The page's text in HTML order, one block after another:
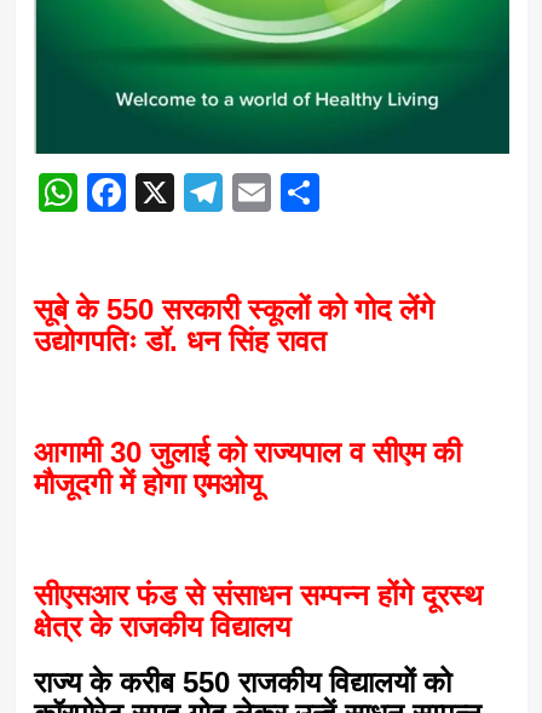
WhatsApp
Facebook
X Telegram
EmailShare
सूबे के 550 सरकारी स्कूलों को गोद लेंगे
उद्योगपतिः डॉ. धन सिंह रावत
आगामी 30 जुलाई को राज्यपाल व सीएम की
मौजूदगी में होगा एमओयू
सीएसआर फंड से संसाधन सम्पन्न होंगे दूरस्थ
क्षेत्र के राजकीय विद्यालय
राज्य के करीब 550 राजकीय विद्यालयों को